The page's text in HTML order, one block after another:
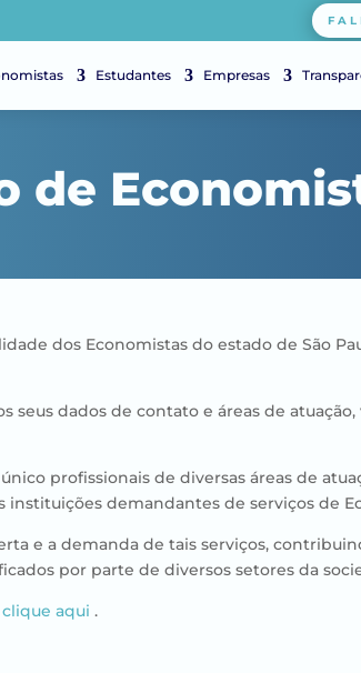
Estudantes Empresas
de
dos Economistas do estado de São
seus dados de contato e áreas de
profissionais de diversas áreas de
instituições demandantes de serviços de
e a demanda de tais serviços,
por parte de diversos setores da
clique aqui .